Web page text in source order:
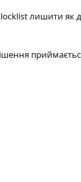
лишити як